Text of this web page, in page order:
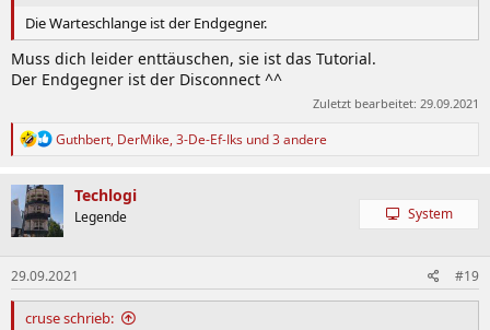
Die Warteschlange ist der Endgegner.
Muss dich leider enttäuschen, sie ist das Tutorial.
Der Endgegner ist der Disconnect ^^
Zuletzt bearbeitet: 29.09.2021
R
k
i
o
n
e
n
:
Guthbert, DerMike, 3-De-Ef-Iks und 3 andere
Techlogi
Legende System
29.09.2021 #19
cruse schrieb: